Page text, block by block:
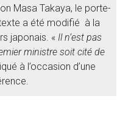
Masa Takaya, le porte-
a été modifié à la
japonais. « Il n’est pas
ministre soit cité de
à l’occasion d’une